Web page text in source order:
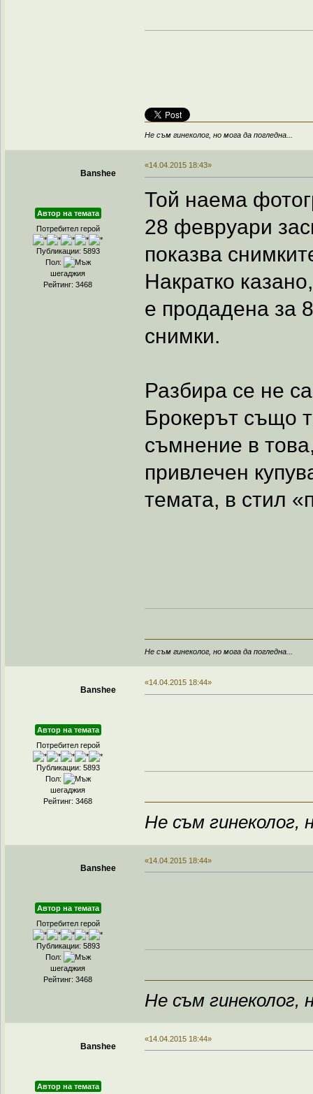
Не съм гинеколог, но мога да погледна...
Banshee
Автор на темата
Потребител герой
Публикации: 5893
Пол:
шегаджия
Рейтинг: 3468
«14.04.2015 18:43»
Той наема
28 февруари
показва
Накратко
е продадена за
снимки.
Разбира се не
Брокерът също
съмнение в
привлечен
темата, в стил
Не съм гинеколог, но мога да погледна...
Banshee
Автор на темата
Потребител герой
Публикации: 5893
Пол:
шегаджия
Рейтинг: 3468
«14.04.2015 18:44»
Не съм гинеколог,
Banshee
Автор на темата
Потребител герой
Публикации: 5893
Пол:
шегаджия
Рейтинг: 3468
«14.04.2015 18:44»
Не съм гинеколог,
Banshee
Автор на темата
«14.04.2015 18:44»